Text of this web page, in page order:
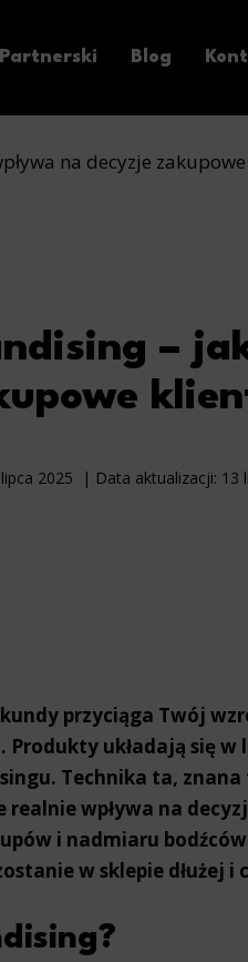
Blog
na decyzje
–
2025 Data aktualizacji: 13
przyciąga Twój
układają się w
Technika ta,
wpływa na
i nadmiaru
w sklepie dłużej i